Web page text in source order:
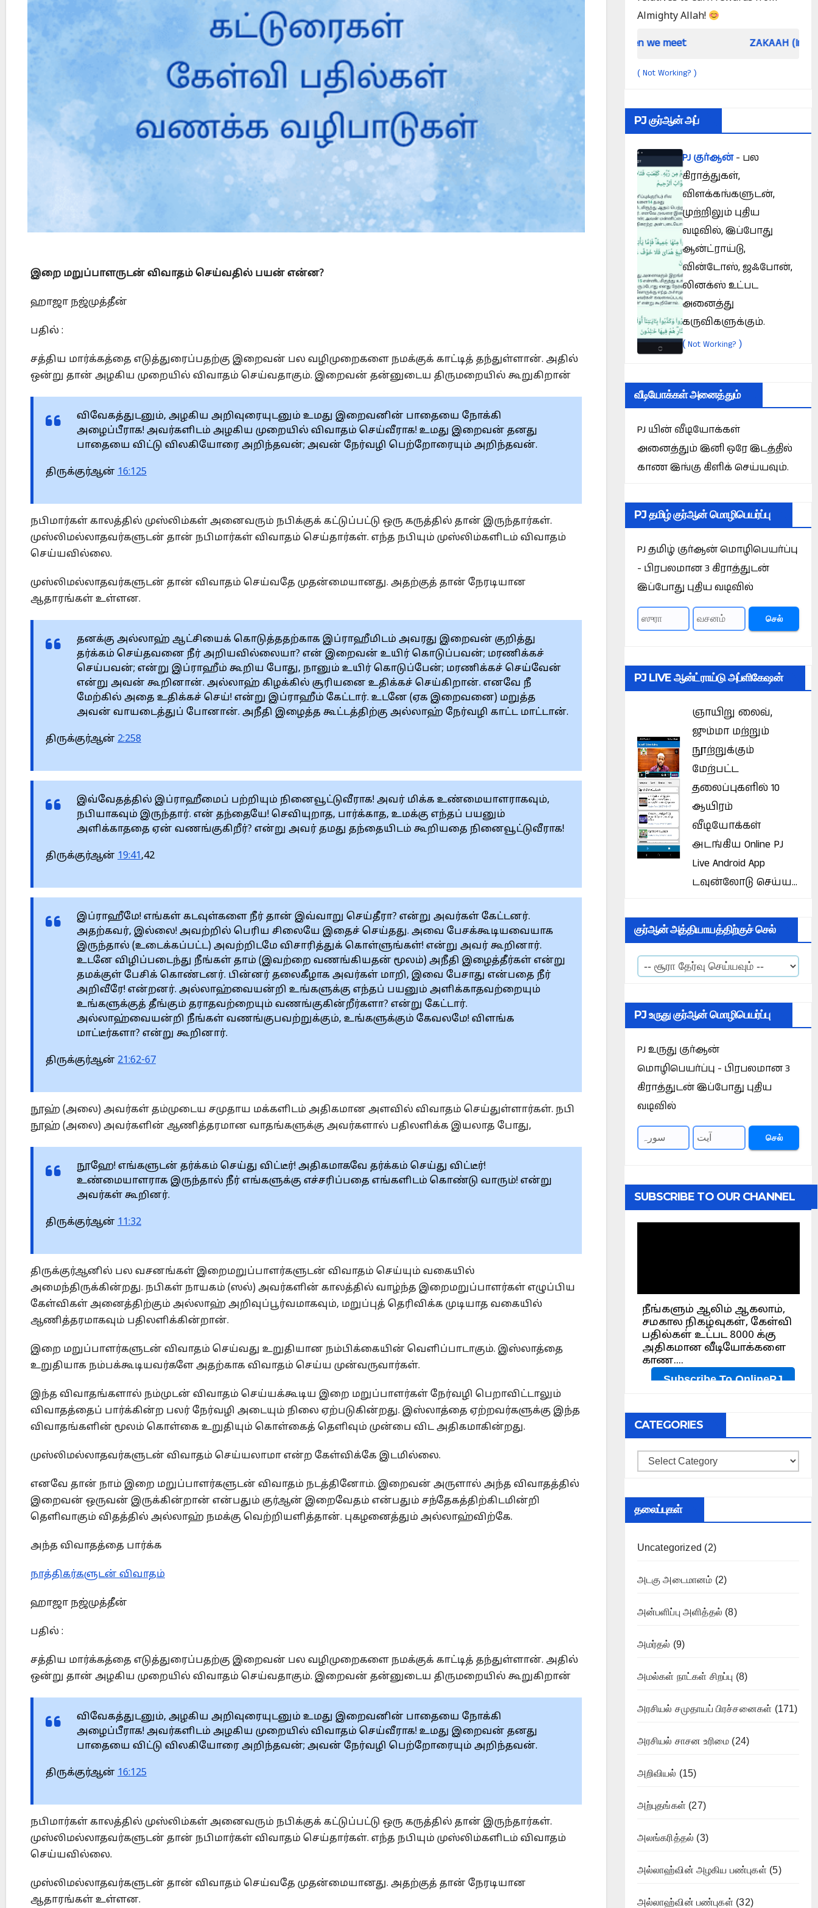
இறை மறுப்பாளருடன் விவாதம் செய்வதில் பயன் என்ன?
ஹாஜா நஜ்முத்தீன்
பதில் :
சத்திய மார்க்கத்தை எடுத்துரைப்பதற்கு இறைவன் பல வழிமுறைகளை நமக்குக் காட்டித் தந்துள்ளான். அதில்
ஒன்று தான் அழகிய முறையில் விவாதம் செய்வதாகும். இறைவன் தன்னுடைய திருமறையில் கூறுகிறான்
விவேகத்துடனும், அழகிய அறிவுரையுடனும் உமது இறைவனின் பாதையை நோக்கி
அழைப்பீராக! அவர்களிடம் அழகிய முறையில் விவாதம் செய்வீராக! உமது இறைவன் தனது
பாதையை விட்டு விலகியோரை அறிந்தவன்; அவன் நேர்வழி பெற்றோரையும் அறிந்தவன்.
திருக்குர்ஆன் 16:125
நபிமார்கள் காலத்தில் முஸ்லிம்கள் அனைவரும் நபிக்குக் கட்டுப்பட்டு ஒரு கருத்தில் தான் இருந்தார்கள்.
முஸ்லிமல்லாதவர்களுடன் தான் நபிமார்கள் விவாதம் செய்தார்கள். எந்த நபியும் முஸ்லிம்களிடம் விவாதம்
செய்யவில்லை.
முஸ்லிமல்லாதவர்களுடன் தான் விவாதம் செய்வதே முதன்மையானது. அதற்குத் தான் நேரடியான
ஆதாரங்கள் உள்ளன.
தனக்கு அல்லாஹ் ஆட்சியைக் கொடுத்ததற்காக இப்ராஹீமிடம் அவரது இறைவன் குறித்து
தர்க்கம் செய்தவனை நீர் அறியவில்லையா? என் இறைவன் உயிர் கொடுப்பவன்; மரணிக்கச்
செய்பவன்; என்று இப்ராஹீம் கூறிய போது, நானும் உயிர் கொடுப்பேன்; மரணிக்கச் செய்வேன்
என்று அவன் கூறினான். அல்லாஹ் கிழக்கில் சூரியனை உதிக்கச் செய்கிறான். எனவே நீ
மேற்கில் அதை உதிக்கச் செய்! என்று இப்ராஹீம் கேட்டார். உடனே (ஏக இறைவனை) மறுத்த
அவன் வாயடைத்துப் போனான். அநீதி இழைத்த கூட்டத்திற்கு அல்லாஹ் நேர்வழி காட்ட மாட்டான்.
திருக்குர்ஆன் 2:258
இவ்வேதத்தில் இப்ராஹீமைப் பற்றியும் நினைவூட்டுவீராக! அவர் மிக்க உண்மையாளராகவும்,
நபியாகவும் இருந்தார். என் தந்தையே! செவியுறாத, பார்க்காத, உமக்கு எந்தப் பயனும்
அளிக்காததை ஏன் வணங்குகிறீர்? என்று அவர் தமது தந்தையிடம் கூறியதை நினைவூட்டுவீராக!
திருக்குர்ஆன் 19:41,42
இப்ராஹீமே! எங்கள் கடவுள்களை நீர் தான் இவ்வாறு செய்தீரா? என்று அவர்கள் கேட்டனர்.
அதற்கவர், இல்லை! அவற்றில் பெரிய சிலையே இதைச் செய்தது. அவை பேசக்கூடியவையாக
இருந்தால் (உடைக்கப்பட்ட) அவற்றிடமே விசாரித்துக் கொள்ளுங்கள்! என்று அவர் கூறினார்.
உடனே விழிப்படைந்து நீங்கள் தாம் (இவற்றை வணங்கியதன் மூலம்) அநீதி இழைத்தீர்கள் என்று
தமக்குள் பேசிக் கொண்டனர். பின்னர் தலைகீழாக அவர்கள் மாறி, இவை பேசாது என்பதை நீர்
அறிவீரே! என்றனர். அல்லாஹ்வையன்றி உங்களுக்கு எந்தப் பயனும் அளிக்காதவற்றையும்
உங்களுக்குத் தீங்கும் தராதவற்றையும் வணங்குகின்றீர்களா? என்று கேட்டார்.
அல்லாஹ்வையன்றி நீங்கள் வணங்குபவற்றுக்கும், உங்களுக்கும் கேவலமே! விளங்க
மாட்டீர்களா? என்று கூறினார்.
திருக்குர்ஆன் 21:62-67
நூஹ் (அலை) அவர்கள் தம்முடைய சமுதாய மக்களிடம் அதிகமான அளவில் விவாதம் செய்துள்ளார்கள். நபி
நூஹ் (அலை) அவர்களின் ஆணித்தரமான வாதங்களுக்கு அவர்களால் பதிலளிக்க இயலாத போது,
நூஹே! எங்களுடன் தர்க்கம் செய்து விட்டீர்! அதிகமாகவே தர்க்கம் செய்து விட்டீர்!
உண்மையாளராக இருந்தால் நீர் எங்களுக்கு எச்சரிப்பதை எங்களிடம் கொண்டு வாரும்! என்று
அவர்கள் கூறினர்.
திருக்குர்ஆன் 11:32
திருக்குர்ஆனில் பல வசனங்கள் இறைமறுப்பாளர்களுடன் விவாதம் செய்யும் வகையில்
அமைந்திருக்கின்றது. நபிகள் நாயகம் (ஸல்) அவர்களின் காலத்தில் வாழ்ந்த இறைமறுப்பாளர்கள் எழுப்பிய
கேள்விகள் அனைத்திற்கும் அல்லாஹ் அறிவுப்பூர்வமாகவும், மறுப்புத் தெரிவிக்க முடியாத வகையில்
ஆணித்தரமாகவும் பதிலளிக்கின்றான்.
இறை மறுப்பாளர்களுடன் விவாதம் செய்வது உறுதியான நம்பிக்கையின் வெளிப்பாடாகும். இஸ்லாத்தை
உறுதியாக நம்பக்கூடியவர்களே அதற்காக விவாதம் செய்ய முன்வருவார்கள்.
இந்த விவாதங்களால் நம்முடன் விவாதம் செய்யக்கூடிய இறை மறுப்பாளர்கள் நேர்வழி பெறாவிட்டாலும்
விவாதத்தைப் பார்க்கின்ற பலர் நேர்வழி அடையும் நிலை ஏற்படுகின்றது. இஸ்லாத்தை ஏற்றவர்களுக்கு இந்த
விவாதங்களின் மூலம் கொள்கை உறுதியும் கொள்கைத் தெளிவும் முன்பை விட அதிகமாகின்றது.
முஸ்லிமல்லாதவர்களுடன் விவாதம் செய்யலாமா என்ற கேள்விக்கே இடமில்லை.
எனவே தான் நாம் இறை மறுப்பாளர்களுடன் விவாதம் நடத்தினோம். இறைவன் அருளால் அந்த விவாதத்தில்
இறைவன் ஒருவன் இருக்கின்றான் என்பதும் குர்ஆன் இறைவேதம் என்பதும் சந்தேகத்திற்கிடமின்றி
தெளிவாகும் விதத்தில் அல்லாஹ் நமக்கு வெற்றியளித்தான். புகழனைத்தும் அல்லாஹ்விற்கே.
அந்த விவாதத்தை பார்க்க
நாத்திகர்களுடன் விவாதம்
ஹாஜா நஜ்முத்தீன்
பதில் :
சத்திய மார்க்கத்தை எடுத்துரைப்பதற்கு இறைவன் பல வழிமுறைகளை நமக்குக் காட்டித் தந்துள்ளான். அதில்
ஒன்று தான் அழகிய முறையில் விவாதம் செய்வதாகும். இறைவன் தன்னுடைய திருமறையில் கூறுகிறான்
விவேகத்துடனும், அழகிய அறிவுரையுடனும் உமது இறைவனின் பாதையை நோக்கி
அழைப்பீராக! அவர்களிடம் அழகிய முறையில் விவாதம் செய்வீராக! உமது இறைவன் தனது
பாதையை விட்டு விலகியோரை அறிந்தவன்; அவன் நேர்வழி பெற்றோரையும் அறிந்தவன்.
திருக்குர்ஆன் 16:125
நபிமார்கள் காலத்தில் முஸ்லிம்கள் அனைவரும் நபிக்குக் கட்டுப்பட்டு ஒரு கருத்தில் தான் இருந்தார்கள்.
முஸ்லிமல்லாதவர்களுடன் தான் நபிமார்கள் விவாதம் செய்தார்கள். எந்த நபியும் முஸ்லிம்களிடம் விவாதம்
செய்யவில்லை.
முஸ்லிமல்லாதவர்களுடன் தான் விவாதம் செய்வதே முதன்மையானது. அதற்குத் தான் நேரடியான
ஆதாரங்கள் உள்ளன.
Almighty Allah!
Did Jesus Resurrect on Sunday or Monday? Is Prophet Muhammad superior to Jesus? ZAKAAH (In the light of
( Not Working? )
PJ குர்ஆன் அப்
PJ குர்ஆன்- பல
கிராத்துகள்,
விளக்கங்களுடன்,
முற்றிலும் புதிய
வடிவில், இப்போது
ஆன்ட்ராய்டு,
வின்டோஸ், ஜஃபோன்,
லினக்ஸ் உட்பட
அனைத்து
கருவிகளுக்கும்.
(Not Working? )
வீடியோக்கள் அனைத்தும்
PJ யின் வீடியோக்கள்
அனைத்தும் இனி ஒரே இடத்தில்
காண இங்கு கிளிக் செய்யவும்.
PJ தமிழ் குர்ஆன் மொழிபெயர்ப்பு
PJ தமிழ் குர்ஆன் மொழிபெயர்ப்பு
- பிரபலமான 3 கிராத்துடன்
இப்போது புதிய வடிவில்
செல்
PJ LIVE ஆன்ட்ராய்டு அப்ளிகேஷன்
ஞாயிறு லைவ்,
ஜும்மா மற்றும்
நூற்றுக்கும்
மேற்பட்ட
தலைப்புகளில் 10
ஆயிரம்
வீடியோக்கள்
அடங்கிய Online PJ
Live Android App
டவுன்லோடு செய்ய...
குர்ஆன் அத்தியாயத்திற்குச் செல்
PJ உருது குர்ஆன் மொழிபெயர்ப்பு
PJ உருது குர்ஆன்
மொழிபெயர்ப்பு - பிரபலமான 3
கிராத்துடன் இப்போது புதிய
வடிவில்
செல்
SUBSCRIBE TO OUR CHANNEL
CATEGORIES
Categories
தலைப்புகள்
Uncategorized (2)
அடகு அடைமானம் (2)
அன்பளிப்பு அளித்தல் (8)
அமர்தல் (9)
அமல்கள் நாட்கள் சிறப்பு (8)
அரசியல் சமுதாயப் பிரச்சனைகள் (171)
அரசியல் சாசன உரிமை (24)
அறிவியல் (15)
அற்புதங்கள் (27)
அலங்கரித்தல் (3)
அல்லாஹ்வின் அழகிய பண்புகள் (5)
அல்லாஹ்வின் பண்புகள் (32)